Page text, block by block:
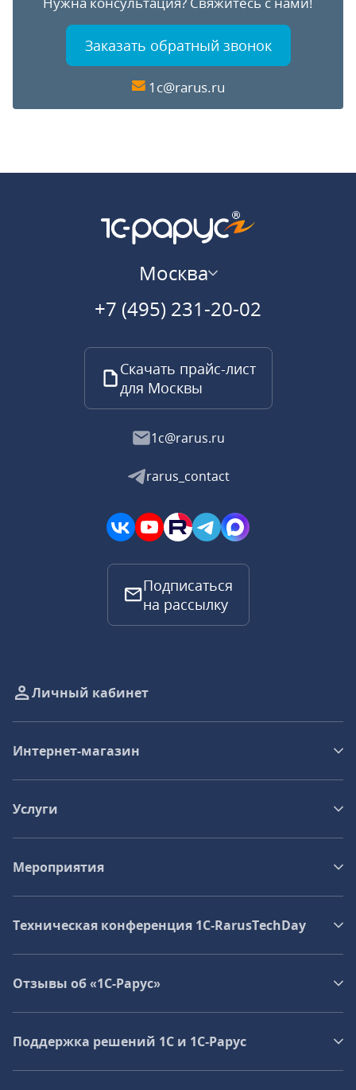
Заказать обратный звонок
1c@rarus.ru
Москва
+7 (495) 231-20-02
Скачать прайс-лист
для Москвы
1c@rarus.ru
rarus_contact
Подписаться
на рассылку
Личный кабинет
Интернет-магазин
Услуги
Мероприятия
Техническая конференция 1C‑RarusTechDay
Отзывы об «1С-Рарус»
Поддержка решений 1С и 1С‑Рарус